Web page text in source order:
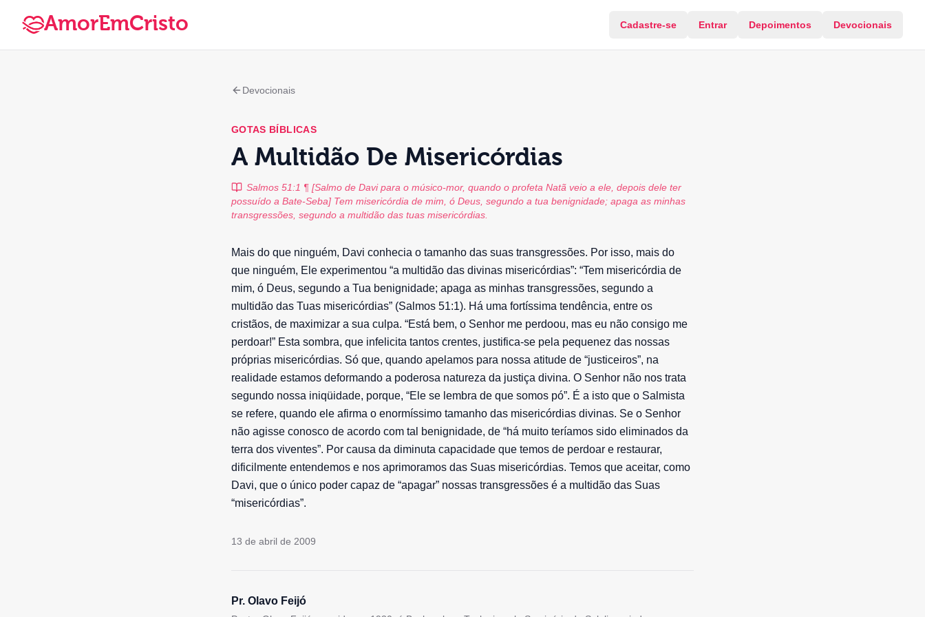
AmorEmCristo Cadastre-se Entrar Depoimentos Devocionais
Devocionais
GOTAS BÍBLICAS
A Multidão De Misericórdias
Salmos 51:1 ¶ [Salmo de Davi para o músico-mor, quando o profeta Natã veio a ele, depois dele ter
possuído a Bate-Seba] Tem misericórdia de mim, ó Deus, segundo a tua benignidade; apaga as minhas
transgressões, segundo a multidão das tuas misericórdias.
Mais do que ninguém, Davi conhecia o tamanho das suas transgressões. Por isso, mais do
que ninguém, Ele experimentou “a multidão das divinas misericórdias”: “Tem misericórdia de
mim, ó Deus, segundo a Tua benignidade; apaga as minhas transgressões, segundo a
multidão das Tuas misericórdias” (Salmos 51:1). Há uma fortíssima tendência, entre os
cristãos, de maximizar a sua culpa. “Está bem, o Senhor me perdoou, mas eu não consigo me
perdoar!” Esta sombra, que infelicita tantos crentes, justifica-se pela pequenez das nossas
próprias misericórdias. Só que, quando apelamos para nossa atitude de “justiceiros”, na
realidade estamos deformando a poderosa natureza da justiça divina. O Senhor não nos trata
segundo nossa iniqüidade, porque, “Ele se lembra de que somos pó”. É a isto que o Salmista
se refere, quando ele afirma o enormíssimo tamanho das misericórdias divinas. Se o Senhor
não agisse conosco de acordo com tal benignidade, de “há muito teríamos sido eliminados da
terra dos viventes”. Por causa da diminuta capacidade que temos de perdoar e restaurar,
dificilmente entendemos e nos aprimoramos das Suas misericórdias. Temos que aceitar, como
Davi, que o único poder capaz de “apagar” nossas transgressões é a multidão das Suas
“misericórdias”.
13 de abril de 2009
Pr. Olavo Feijó